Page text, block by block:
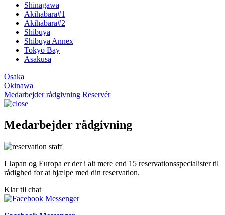
Shinagawa
Akihabara#1
Akihabara#2
Shibuya
Shibuya Annex
Tokyo Bay
Asakusa
Osaka
Okinawa
Medarbejder rådgivning Reservér
Medarbejder rådgivning
I Japan og Europa er der i alt mere end 15 reservationsspecialister til
rådighed for at hjælpe med din reservation.
Klar til chat